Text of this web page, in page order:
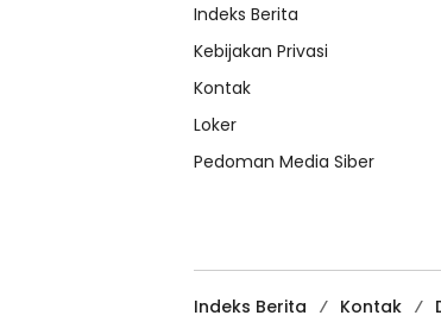
Indeks Berita
Kebijakan Privasi
Kontak
Loker
Pedoman Media Siber
Indeks Berita Kontak